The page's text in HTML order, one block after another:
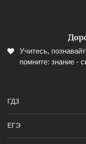
Учитесь,
помните: знание -
ГДЗ
ЕГЭ